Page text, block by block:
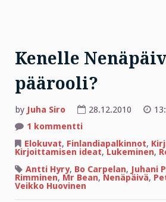
Kenelle
päärooli?
by Juha Siro 28.12.2010
1 kommenttiartikkeliin
Nenäpäivä-
leffan
päärooli?
Elokuvat, Finlandiapalkinnot,
Kirjoittamisen ideat, Lukeminen,
Antti Hyry, Bo Carpelan, Juhani
Rimminen, Mr Bean, Nenäpäivä,
Veikko Huovinen